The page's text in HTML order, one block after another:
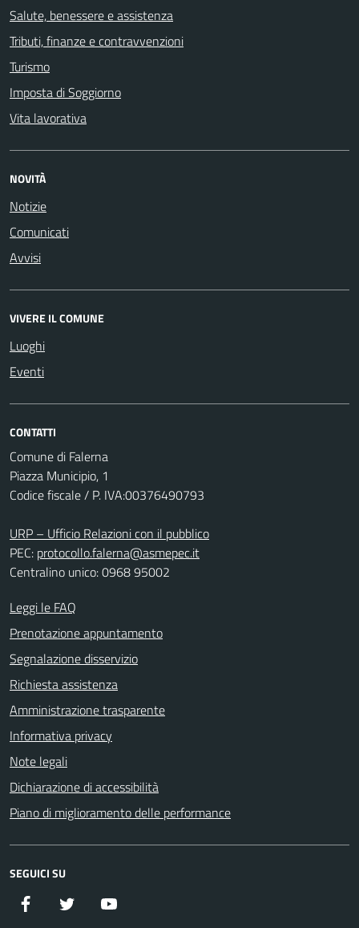
Salute, benessere e assistenza
Tributi, finanze e contravvenzioni
Turismo
Imposta di Soggiorno
Vita lavorativa
NOVITÀ
Notizie
Comunicati
Avvisi
VIVERE IL COMUNE
Luoghi
Eventi
CONTATTI
Comune di Falerna
Piazza Municipio, 1
Codice fiscale / P. IVA:00376490793
URP – Ufficio Relazioni con il pubblico
PEC: protocollo.falerna@asmepec.it
Centralino unico: 0968 95002
Leggi le FAQ
Prenotazione appuntamento
Segnalazione disservizio
Richiesta assistenza
Amministrazione trasparente
Informativa privacy
Note legali
Dichiarazione di accessibilità
Piano di miglioramento delle performance
SEGUICI SU
Facebook Twitter